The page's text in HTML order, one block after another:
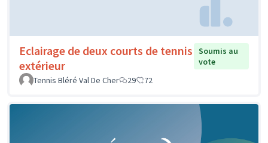
Eclairage de deux courts de tennis
extérieur
Soumis au
vote
Tennis Bléré Val De Cher
29 72